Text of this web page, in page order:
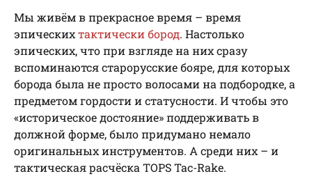
Мы живём в прекрасное время – время
эпическихтактически бород. Настолько
эпических, что при взгляде на них сразу
вспоминаются старорусские бояре, для которых
борода была не просто волосами на подбородке, а
предметом гордости и статусности. И чтобы это
«историческое достояние» поддерживать в
должной форме, было придумано немало
оригинальных инструментов. А среди них – и
тактическая расчёска TOPS Tac-Rake.